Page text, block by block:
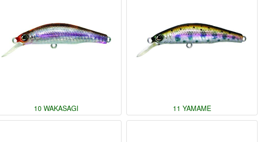
10 WAKASAGI 11 YAMAME